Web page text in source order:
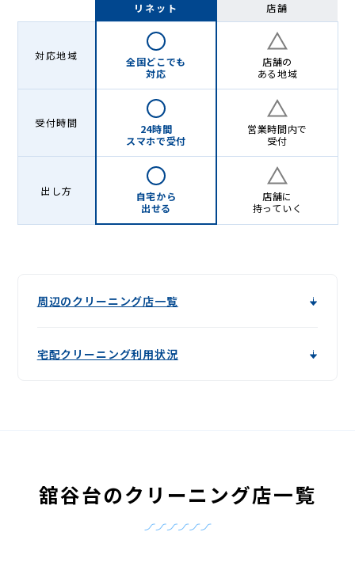
Lenet〈リ
リネット 店舗
対応地域
全国どこでも
対応
店舗の
ある地域
受付時間
24時間
スマホで受付
営業時間内で
受付
出し方
自宅から
出せる
店舗に
持っていく
周辺のクリーニング店一覧
宅配クリーニング利用状況
舘谷台のクリーニング店一覧